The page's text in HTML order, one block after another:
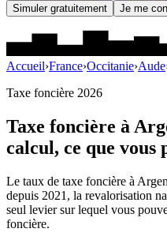
Simuler gratuitement Je me
Accueil›France›Occitanie›Aude
Taxe foncière 2026
Taxe foncière à
calcul, ce que vous
Le taux de taxe foncière à
depuis 2021, la revalorisation
seul levier sur lequel vous
foncière.